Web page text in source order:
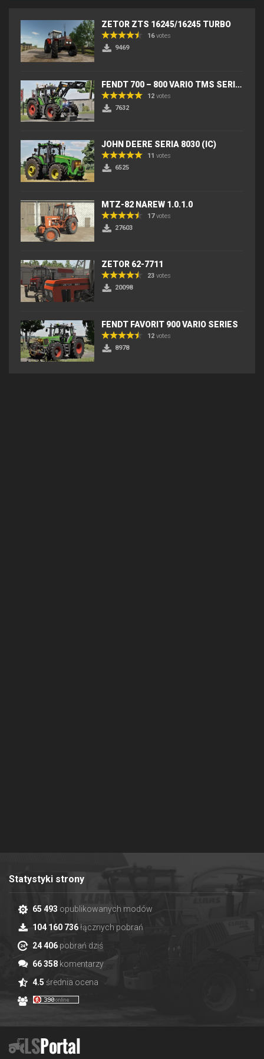
ZETOR ZTS 16245/16245 TURBO
16votes
9469
FENDT 700 – 800 VARIO TMS SERIES (IC) V2
12 votes
7632
JOHN DEERE SERIA 8030 (IC)
11 votes
6525
MTZ-82 NAREW 1.0.1.0
17votes
27603
ZETOR 62-7711
23 votes
20098
FENDT FAVORIT 900 VARIO SERIES
12 votes
8978
Statystyki strony
65 493 opublikowanych modów
104 160 736łącznych pobrań
24 406pobrań dziś
66 358 komentarzy
4.5 średnia ocena